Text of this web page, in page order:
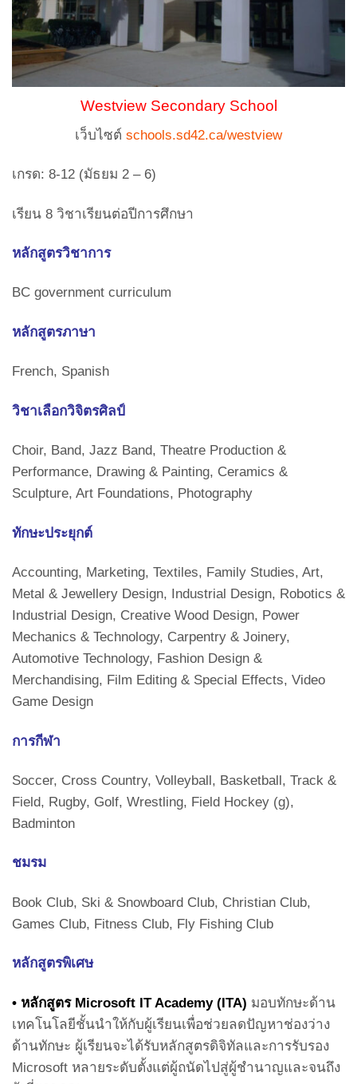
Westview Secondary School
เว็บไซต์ schools.sd42.ca/westview
เกรด: 8-12 (มัธยม 2 – 6)
เรียน 8 วิชาเรียนต่อปีการศึกษา
หลักสูตรวิชาการ
BC government curriculum
หลักสูตรภาษา
French, Spanish
วิชาเลือกวิจิตรศิลป์
Choir, Band, Jazz Band, Theatre Production &
Performance, Drawing & Painting, Ceramics &
Sculpture, Art Foundations, Photography
ทักษะประยุกต์
Accounting, Marketing, Textiles, Family Studies, Art,
Metal & Jewellery Design, Industrial Design, Robotics &
Industrial Design, Creative Wood Design, Power
Mechanics & Technology, Carpentry & Joinery,
Automotive Technology, Fashion Design &
Merchandising, Film Editing & Special Effects, Video
Game Design
การกีฬา
Soccer, Cross Country, Volleyball, Basketball, Track &
Field, Rugby, Golf, Wrestling, Field Hockey (g),
Badminton
ชมรม
Book Club, Ski & Snowboard Club, Christian Club,
Games Club, Fitness Club, Fly Fishing Club
หลักสูตรพิเศษ
• หลักสูตร Microsoft IT Academy (ITA) มอบทักษะด้าน
เทคโนโลยีชั้นนำให้กับผู้เรียนเพื่อช่วยลดปัญหาช่องว่าง
ด้านทักษะ ผู้เรียนจะได้รับหลักสูตรดิจิทัลและการรับรอง
Microsoft หลายระดับตั้งแต่ผู้ถนัดไปสู่ผู้ชำนาญและจนถึง